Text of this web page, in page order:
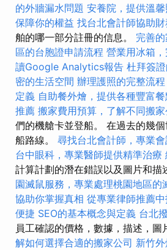
的外牆漏水問題 安養院，提供溫
保障你的權益 找台北會計師協助
舶的哪一部分註冊的信息。 完善
區的台胞證申請流程 營業用冰箱
讀Google Analytics報告 杜拜簽
密的生活空間 辦理護照的完整流
定義 自助餐外燴，提供各種豐富
推薦 搬家費用預算，了解不同搬
們的機艙卡並登船。 在過去的幾
船路線。 尋找台北會計師，專業
台中眼科，專業醫師提供精準治療
計算計劃的潛在錯誤以及圖片和描
園滅鼠服務，專業處理桃園地區的
協助你掌握真相 從專業律師推薦
便捷 SEO的基本概念與定義 台北
員工確認的價格，數據，描述，圖
解如何選擇合適的搬家公司 新竹